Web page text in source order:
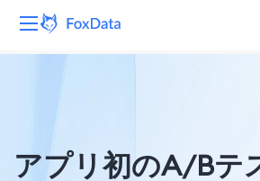
ソリューション
アプリ初のA/Bテ